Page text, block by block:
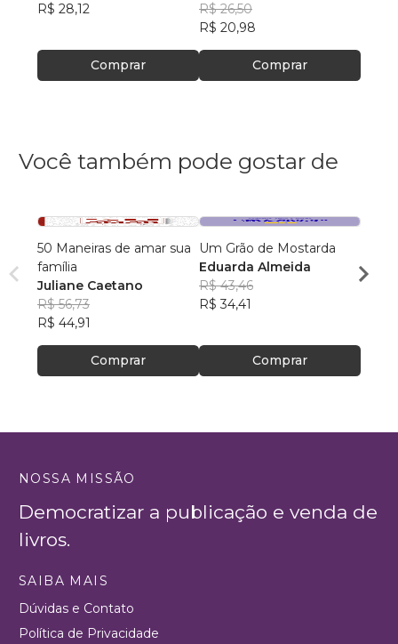
R$ 28,12
Comprar
R$ 26,50
R$ 20,98
Comprar
Você também pode gostar de
50 Maneiras de amar sua
família
Juliane Caetano
R$ 56,73
R$ 44,91
Comprar
Um Grão de Mostarda
Eduarda Almeida
R$ 43,46
R$ 34,41
Comprar
NOSSA MISSÃO
Democratizar a publicação e venda de
livros.
SAIBA MAIS
Dúvidas e Contato
Política de Privacidade